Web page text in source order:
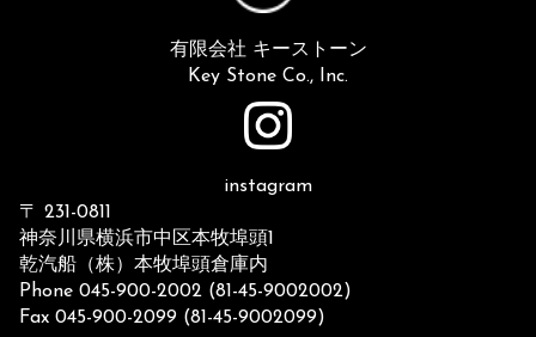
有限会社 キーストーン
Key Stone Co., Inc.
instagram
〒 231-0811
神奈川県横浜市中区本牧埠頭1
乾汽船（株）本牧埠頭倉庫内
Phone 045-900-2002 (81-45-9002002)
Fax 045-900-2099 (81-45-9002099)